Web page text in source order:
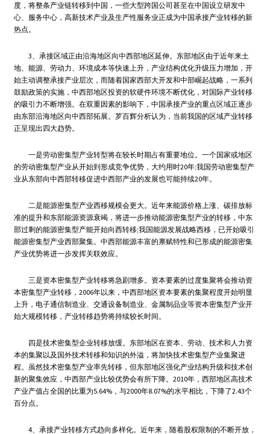
度，将整条产业链转移到中国，一些大型跨国公司甚至在中国设立研发中
心、服务中心，高新技术产业及生产性服务业正成为中国承接产业转移的新
热点。
3、承接区域正由沿海地区向中西部地区延伸。东部地区由于近年来土
地、能源、劳动力、环境成本等快速上升，产业结构优化升级压力增加，开
始主动调整承接产业层次，而随着国家西部大开发和中部崛起战略，一系列
鼓励政策的实施，中西部地区投资的软硬件环境不断优化，对国际产业转移
的吸引力不断增强。在双重因素的影响下，中国承接产业的重点区域正逐步
由东部沿海地区向中西部拓展。罗百辉分析认为，当前我国的区域产业转移
正呈现出四大趋势。
一是劳动密集型产业转型将在较长时期占有重要地位。一个国家或地区
的劳动密集型产业从开始到形成竞争优势，大约用时20年;我国劳动密集型产
业从东部向中西部转移促进中西部产业的发展也可能持续20年。
二是能源密集型产业西移规模会更大。近年来能源价格上涨、碳排放标
准的提升和东部能源资源衰竭，将进一步推动能源密集型产业的转移，中东
部过剩的能源密集型产能开始向西转移;我国能源发展战略西移，已开始吸引
能源密集型产业西部聚集。中西部能源丰富的禀赋特性和已形成的能源密集
产业优势将进一步发挥关联效应。
三是资本密集型产业转移将急剧增多。资本要素的过度集聚将会推动资
本密集型产业转移，2006年以来，中西部地区资本要素的集聚程度开始明显
上升，电子通信制造业、交通设备制造业、金属制品业等资本密集型产业开
始大规模转移，产业转移趋势将持续较长时间。
四是技术密集型企业转移放缓。东部地区在资本、劳动、技术和人力资
本的集聚以及国外技术转移和知识的外溢，将加快技术密集型产业集聚进
程。虽然技术密集型产业率先转移，但东部地区强化产业结构升级和技术创
新的聚集效应，中西部产业比较优势会有所下降。2010年，西部地区高技术
产业产值占全国的比重为5.64%，与2000年8.07%的水平相比，下降了2.43个
百分点。
4、承接产业转移方式趋向多样化。近年来，随着股权限制的不断开放，